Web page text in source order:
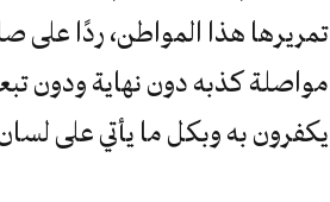
تمريرها هذا المواطن، ردًا على
مواصلة كذبه دون نهاية ودون
يكفرون به وبكل ما يأتي على